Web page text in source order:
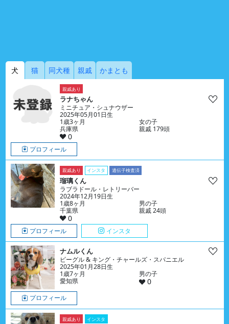
犬 猫 同犬種 親戚 かまとも
親戚あり
ラナちゃん
ミニチュア・シュナウザー
2025年05月01日生
1歳3ヶ月
女の子
兵庫県
親戚 179頭
0
プロフィール
親戚あり インスタ 遺伝子検査済
瑠璃くん
ラブラドール・レトリーバー
2024年12月19日生
1歳8ヶ月
男の子
千葉県
親戚 24頭
0
プロフィール インスタ
ナムルくん
ビーグル & キング・チャールズ・スパニエル
2025年01月28日生
1歳7ヶ月
男の子
愛知県
0
プロフィール
親戚あり インスタ